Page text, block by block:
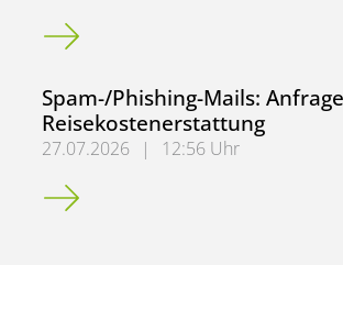
Limitierung externer Zugriffe auf
Spam-/Phishing-Mails: Anfrage
Reisekostenerstattung
27.07.2026 |
12:56 Uhr
Spam-/Phishing-Mails: Anfrage